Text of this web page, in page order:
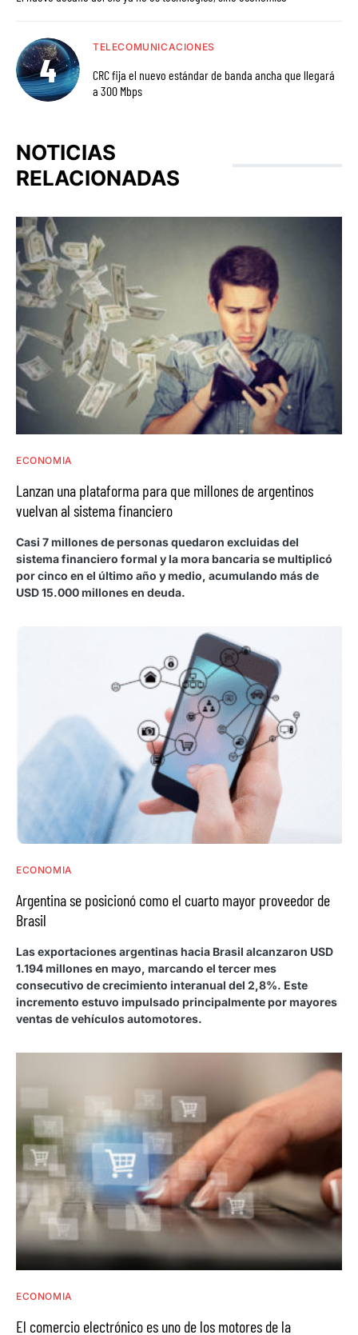
TELECOMUNICACIONES
CRC fija el nuevo estándar de banda ancha que llegará
a 300 Mbps
NOTICIAS
RELACIONADAS
ECONOMIA
Lanzan una plataforma para que millones de argentinos
vuelvan al sistema financiero
Casi 7 millones de personas quedaron excluidas del
sistema financiero formal y la mora bancaria se multiplicó
por cinco en el último año y medio, acumulando más de
USD 15.000 millones en deuda.
ECONOMIA
Argentina se posicionó como el cuarto mayor proveedor de
Brasil
Las exportaciones argentinas hacia Brasil alcanzaron USD
1.194 millones en mayo, marcando el tercer mes
consecutivo de crecimiento interanual del 2,8%. Este
incremento estuvo impulsado principalmente por mayores
ventas de vehículos automotores.
ECONOMIA
El comercio electrónico es uno de los motores de la